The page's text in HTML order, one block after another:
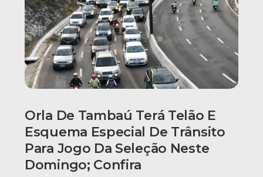
Orla De Tambaú Terá Telão E
Esquema Especial De Trânsito
Para Jogo Da Seleção Neste
Domingo; Confira